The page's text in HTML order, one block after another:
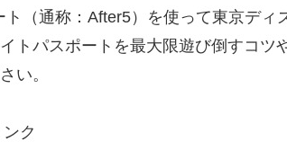
（通称：After5）を使って東京ディ
トパスポートを最大限遊び倒すコツ
い。
ク